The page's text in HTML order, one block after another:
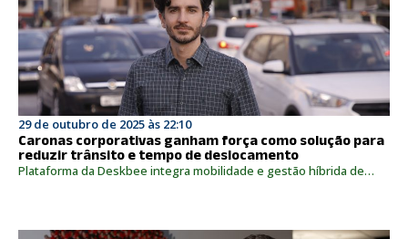
29 de outubro de 2025 às 22:10
Caronas corporativas ganham força como solução para
reduzir trânsito e tempo de deslocamento
Plataforma da Deskbee integra mobilidade e gestão híbrida de…